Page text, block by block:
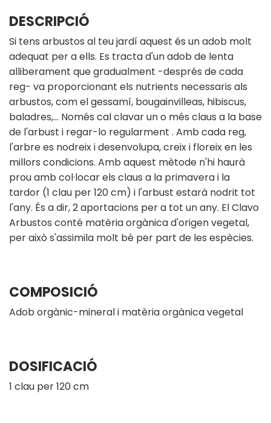
DESCRIPCIÓ
Si tens arbustos al teu jardí aquest és un adob molt
adequat per a ells. Es tracta d'un adob de lenta
alliberament que gradualment -després de cada
reg- va proporcionant els nutrients necessaris als
arbustos, com el gessamí, bougainvilleas, hibiscus,
baladres,… Només cal clavar un o més claus a la base
de l'arbust i regar-lo regularment . Amb cada reg,
l'arbre es nodreix i desenvolupa, creix i floreix en les
millors condicions. Amb aquest mètode n'hi haurà
prou amb col·locar els claus a la primavera i la
tardor (1 clau per 120 cm) i l'arbust estarà nodrit tot
l'any. És a dir, 2 aportacions per a tot un any. El Clavo
Arbustos conté matèria orgànica d'origen vegetal,
per això s'assimila molt bé per part de les espècies.
COMPOSICIÓ
Adob orgànic-mineral i matèria orgànica vegetal
DOSIFICACIÓ
1 clau per 120 cm